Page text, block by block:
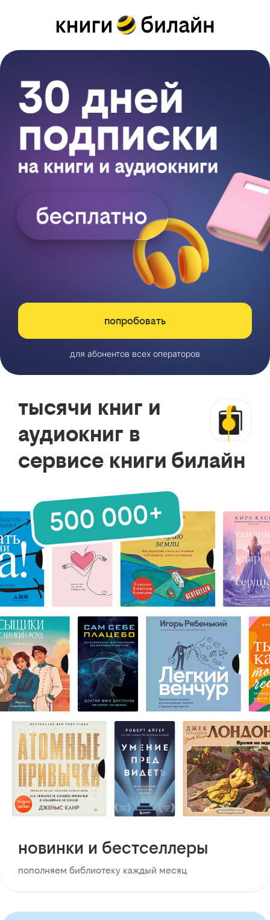
попробовать
для абонентов всех операторов
тысячи книг и
аудиокниг в
сервисе книги билайн
новинки и бестселлеры
пополняем библиотеку каждый месяц